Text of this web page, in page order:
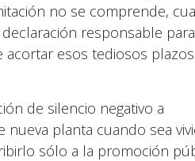
no se comprende,
responsable para
esos tediosos
de silencio negativo a
planta cuando sea
sólo a la promoción